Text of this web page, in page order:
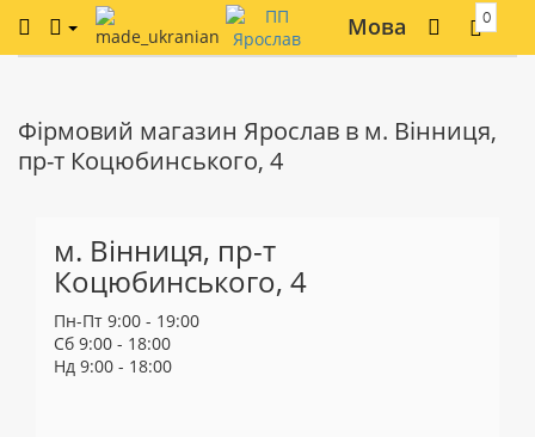
Мова 0
Фірмовий магазин Ярослав в м. Вінниця,
пр-т Коцюбинського, 4
м. Вінниця, пр-т
Коцюбинського, 4
Пн-Пт 9:00 - 19:00
Сб 9:00 - 18:00
Нд 9:00 - 18:00